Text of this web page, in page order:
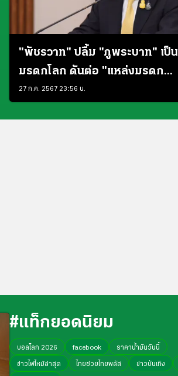
"พัชรวาท" ปลื้ม "ภูพระบาท" เป็น
มรดกโลก ดันต่อ "แหล่งมรดก
วัฒนธรรมสงขลา"
27 ก.ค. 2567 23:56 น.
#แท็กยอดนิยม
บอลโลก 2026 facebook ราคาน้ำมันวันนี้
ข่าวไฟไหม้ล่าสุด ไทยช่วยไทยพลัส ข่าวบันเทิง